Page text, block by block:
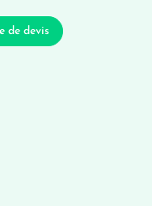
de devis